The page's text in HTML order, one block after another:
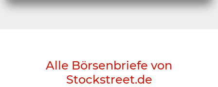
Alle Börsenbriefe von
Stockstreet.de